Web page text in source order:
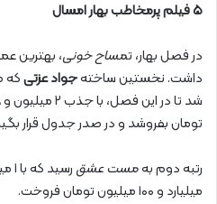
۵ فیلم پرمخاطب بهار امسال
در فصل بهار، تمساح خونی، بهترین
داشت. نخستین ساختهجواد عزتیکه
تومان بفروشد و در صدر جدول قرار
رتبه دوم بهمست عشق
میلیارد و ۱۰۰ میلیون تومان فروخت.